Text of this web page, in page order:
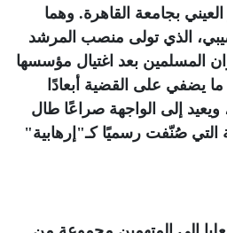
بجامعة القاهرة. وهما
الذي تولى منصب المرشد
المسلمين بعد اغتيال مؤسسها
ما يضفي على القضية أبعادًا
ويعيد إلى الواجهة صراعًا طال
التي صُنّفت رسميًا كـ"إرهابية"